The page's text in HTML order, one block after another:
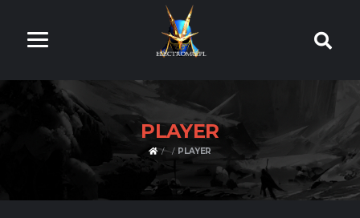
PLAYER
PLAYER